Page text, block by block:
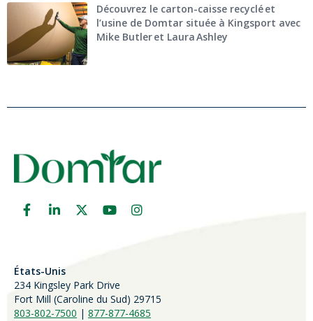
Découvrez le carton-caisse recyclé et
l’usine de Domtar située à Kingsport avec
Mike Butler et Laura Ashley
États-Unis
234 Kingsley Park Drive
Fort Mill (Caroline du Sud) 29715
803-802-7500 | 877-877-4685